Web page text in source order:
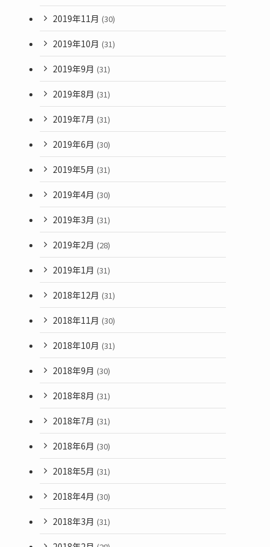
2019年11月 (30)
2019年10月 (31)
2019年9月 (31)
2019年8月 (31)
2019年7月 (31)
2019年6月 (30)
2019年5月 (31)
2019年4月 (30)
2019年3月 (31)
2019年2月 (28)
2019年1月 (31)
2018年12月 (31)
2018年11月 (30)
2018年10月 (31)
2018年9月 (30)
2018年8月 (31)
2018年7月 (31)
2018年6月 (30)
2018年5月 (31)
2018年4月 (30)
2018年3月 (31)